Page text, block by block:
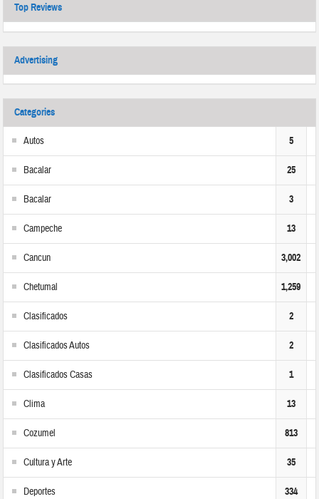
Top Reviews
Advertising
Categories
Autos 5
Bacalar 25
Bacalar 3
Campeche 13
Cancun 3,002
Chetumal 1,259
Clasificados 2
Clasificados Autos 2
Clasificados Casas 1
Clima 13
Cozumel 813
Cultura y Arte 35
Deportes 334